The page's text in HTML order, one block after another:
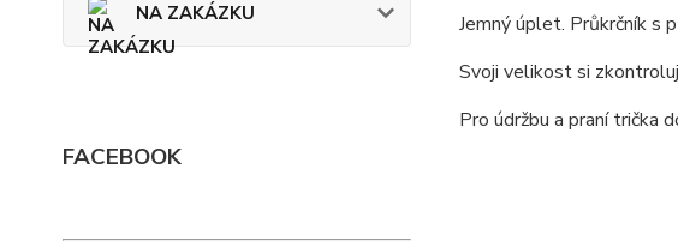
NA ZAKÁZKU
FACEBOOK
Jemný úplet. Průkrčník s
Svoji velikost si
Pro údržbu a praní trička